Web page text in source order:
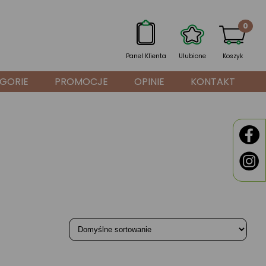
Panel Klienta Ulubione Koszyk
0
PROMOCJE OPINIE KONTAKT